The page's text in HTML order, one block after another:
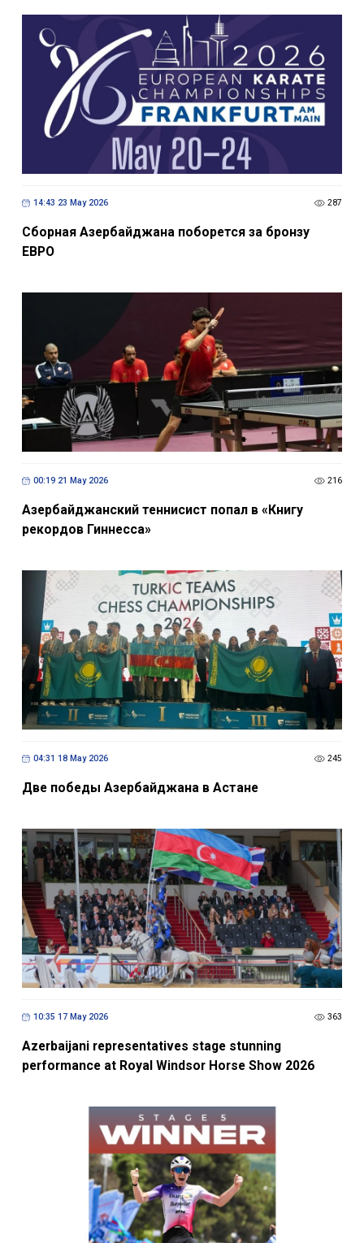
14:43 23 May 2026 287
Сборная Азербайджана поборется за бронзу
ЕВРО
00:19 21 May 2026 216
Азербайджанский теннисист попал в «Книгу
рекордов Гиннесса»
04:31 18 May 2026 245
Две победы Азербайджана в Астане
10:35 17 May 2026 363
Azerbaijani representatives stage stunning
performance at Royal Windsor Horse Show 2026